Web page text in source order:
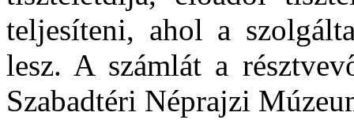
teljesíteni, ahol a
lesz. A számlát a
Szabadtéri Néprajzi